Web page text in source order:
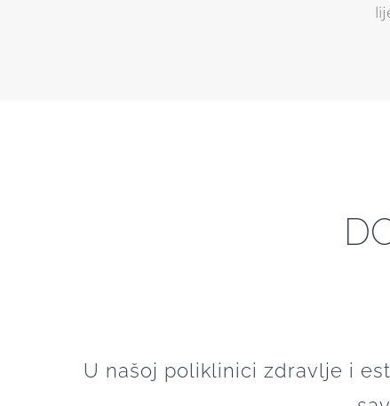
U našoj poliklinici zdravlje i